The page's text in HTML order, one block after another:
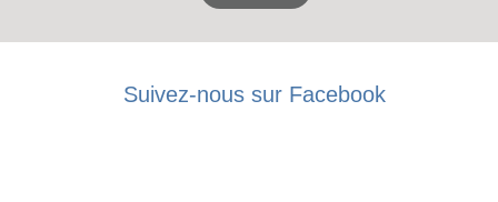
RECEVEZ
BONS PLANS
Suivez-nous sur Facebook